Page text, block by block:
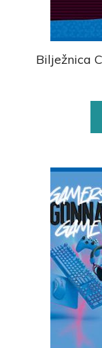
Bilježnica